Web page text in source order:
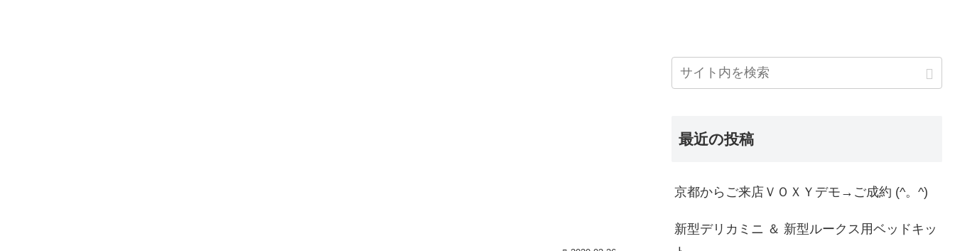
最近の投稿
京都からご来店ＶＯＸＹデモ→ご成約 (^。^)
新型デリカミニ ＆ 新型ルークス用ベッドキッ